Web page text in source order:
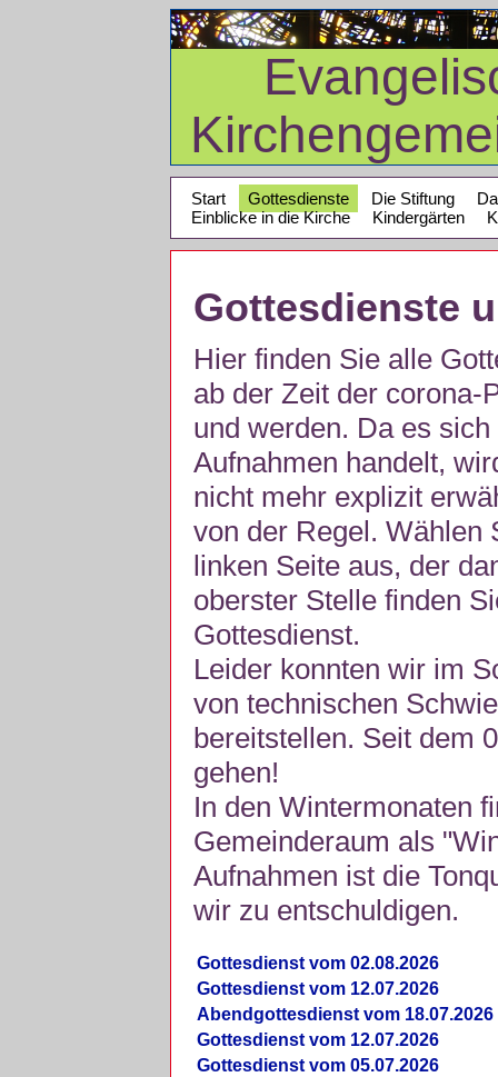
Start Gottesdienste Die Stiftung
Einblicke in die Kirche
Kindergärten
Gottesdienste
Hier finden Sie alle
ab der Zeit der corona-
und werden. Da es
Aufnahmen handelt,
nicht mehr explizit
von der Regel. Wählen
linken Seite aus, der
oberster Stelle finden
Gottesdienst.
Leider konnten wir im
von technischen
bereitstellen. Seit dem
gehen!
In den Wintermonaten
Gemeinderaum als
Aufnahmen ist die
wir zu entschuldigen.
Gottesdienst vom 02.08.2026
Gottesdienst vom 12.07.2026
Abendgottesdienst vom 18.07.2026
Gottesdienst vom 12.07.2026
Gottesdienst vom 05.07.2026